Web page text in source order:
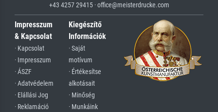
+43 4257 29415 · office@meisterdrucke.com
Impresszum
& Kapcsolat
· Kapcsolat
· Impresszum
· ÁSZF
· Adatvédelem
· Elállási Jog
· Reklamáció
Kiegészítő
Információk
· Saját
motívum
· Értékesítse
alkotásait
· Minőség
· Munkáink